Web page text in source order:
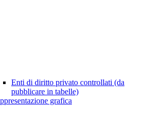
Enti di diritto privato controllati (da
pubblicare in tabelle)
grafica